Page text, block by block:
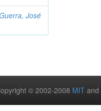
Guerra, José
© 2002-2008 MIT and